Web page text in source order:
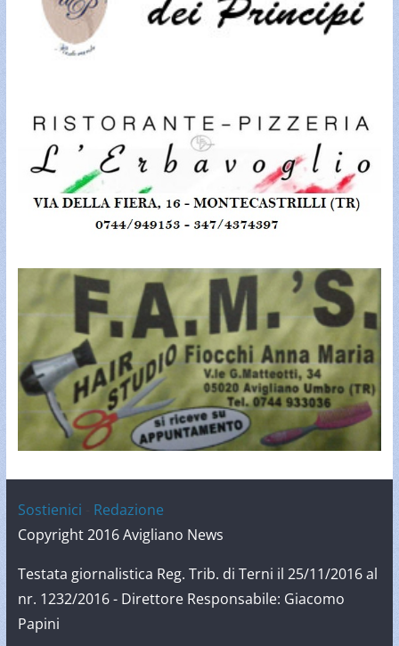
Sostienici
Redazione
Copyright 2016 Avigliano News
Testata giornalistica Reg. Trib. di Terni il 25/11/2016 al
nr. 1232/2016 - Direttore Responsabile: Giacomo
Papini